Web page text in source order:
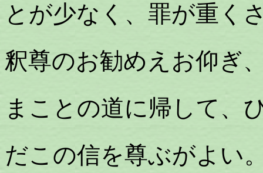
とが少なく、罪が重く
釈尊のお勧めえお仰ぎ
まことの道に帰して、
だこの信を尊ぶがよい